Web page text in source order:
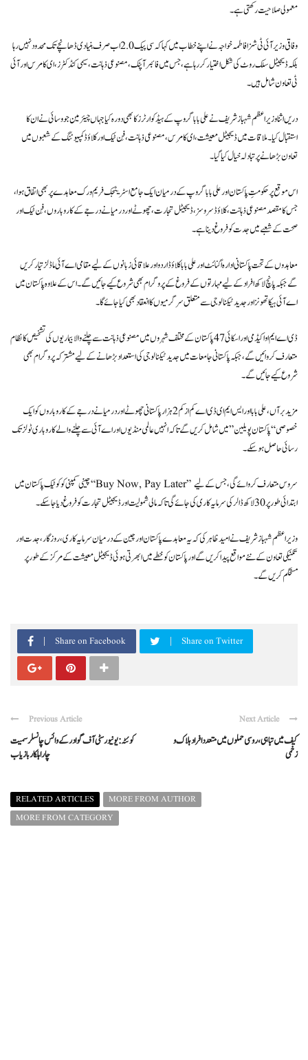
معمولی صلاحیت رکھتی ہے۔
وفاقی وزیر آئی ٹی شزا فاطمہ خواجہ نے اپنے خطاب میں کہا کہ سی پیک 2.0 اب صرف بنیادی ڈھانچے تک محدود نہیں رہا
بلکہ ڈیجیٹل سلک روٹ کی شکل اختیار کر رہا ہے، جس میں فائبر آپٹک، مصنوعی ذہانت، سیمی کنڈکٹرز، ای کامرس اور آئی
ٹی تعاون شامل ہیں۔
دریں اثنا وزیراعظم شہباز شریف نے علی بابا گروپ کے ہیڈکوارٹرز کا بھی دورہ کیا جہاں چیئرمین جوو سائی نے ان کا
استقبال کیا۔ ملاقات میں ڈیجیٹل معیشت، ای کامرس، مصنوعی ذہانت، فِن ٹیک اور کلاؤڈ کمپیوٹنگ کے شعبوں میں
تعاون بڑھانے پر تبادلہ خیال کیا گیا۔
اس موقع پر حکومتِ پاکستان اور علی بابا گروپ کے درمیان ایک جامع اسٹریٹجک فریم ورک معاہدے پر بھی اتفاق ہوا،
جس کا مقصد مصنوعی ذہانت، کلاؤڈ سروسز، ڈیجیٹل تجارت، چھوٹے اور درمیانے درجے کے کاروباروں، فِن ٹیک اور
صحت کے شعبے میں جدت کو فروغ دینا ہے۔
معاہدوں کے تحت پاکستانی ادارہ اگنائٹ اور علی بابا کلاؤڈ اردو اور علاقائی زبانوں کے لیے مقامی اے آئی ماڈلز تیار کریں
گے جبکہ پانچ لاکھ افراد کے لیے مہارتوں کے فروغ کے پروگرام بھی شروع کیے جائیں گے۔ اس کے علاوہ پاکستان میں
اے آئی ہیکاتھونز اور جدید ٹیکنالوجی سے متعلق سرگرمیوں کا انعقاد بھی کیا جائے گا۔
ڈی اے ایم او اکیڈمی اور اسکائی 47 پاکستان کے مختلف شہروں میں مصنوعی ذہانت سے چلنے والا بیماریوں کی تشخیص کا نظام
متعارف کروائیں گے، جبکہ پاکستانی جامعات میں جدید ٹیکنالوجی کی استعداد بڑھانے کے لیے مشترکہ پروگرام بھی
شروع کیے جائیں گے۔
مزید برآں، علی بابا اور ایس ایم ای ڈی اے کم از کم 2 ہزار پاکستانی چھوٹے اور درمیانے درجے کے کاروباروں کو ایک
خصوصی “پاکستان پویلین” میں شامل کریں گے تاکہ انہیں عالمی منڈیوں اور اے آئی سے چلنے والے کاروباری ٹولز تک
رسائی حاصل ہو سکے۔
چینی کمپنی کوکو ٹیک پاکستان میں “Buy Now, Pay Later” سروس متعارف کروائے گی، جس کے لیے
ابتدائی طور پر 30 لاکھ ڈالر کی سرمایہ کاری کی جائے گی تاکہ مالی شمولیت اور ڈیجیٹل تجارت کو فروغ دیا جا سکے۔
وزیراعظم شہباز شریف نے امید ظاہر کی کہ یہ معاہدے پاکستان اور چین کے درمیان سرمایہ کاری، روزگار، جدت اور
تکنیکی تعاون کے نئے مواقع پیدا کریں گے اور پاکستان کو خطے میں ابھرتی ہوئی ڈیجیٹل معیشت کے مرکز کے طور پر
مستحکم کریں گے۔
Share on Facebook Share on Twitter
Previous Article
کوئٹہ: یونیورسٹی آف گوادر کے وائس چانسلر سمیت
چار اہلکار بازیاب
Next Article
کیف میں تباہی، روسی حملوں میں متعدد افراد ہلاک و
زخمی
RELATED ARTICLES
MORE FROM AUTHOR
MORE FROM CATEGORY